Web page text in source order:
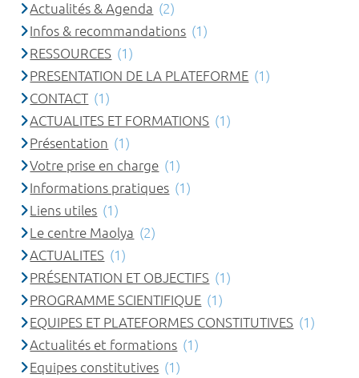
Actualités & Agenda (2)
Infos & recommandations (1)
RESSOURCES (1)
PRESENTATION DE LA PLATEFORME (1)
CONTACT (1)
ACTUALITES ET FORMATIONS (1)
Présentation (1)
Votre prise en charge (1)
Informations pratiques (1)
Liens utiles (1)
Le centre Maolya (2)
ACTUALITES (1)
PRÉSENTATION ET OBJECTIFS (1)
PROGRAMME SCIENTIFIQUE (1)
EQUIPES ET PLATEFORMES CONSTITUTIVES (1)
Actualités et formations (1)
Equipes constitutives (1)